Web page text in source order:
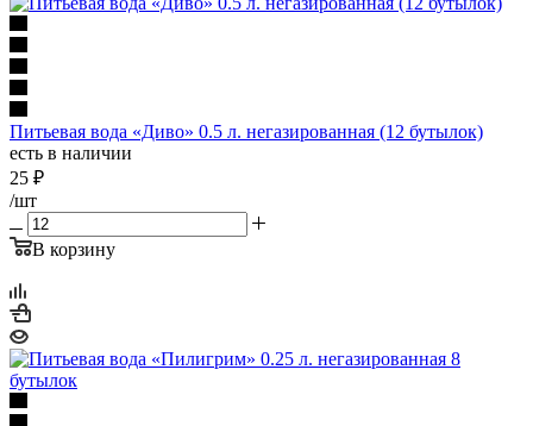
Питьевая вода «Диво» 0.5 л. негазированная (12 бутылок)
есть в наличии
25 ₽
/шт
В корзину